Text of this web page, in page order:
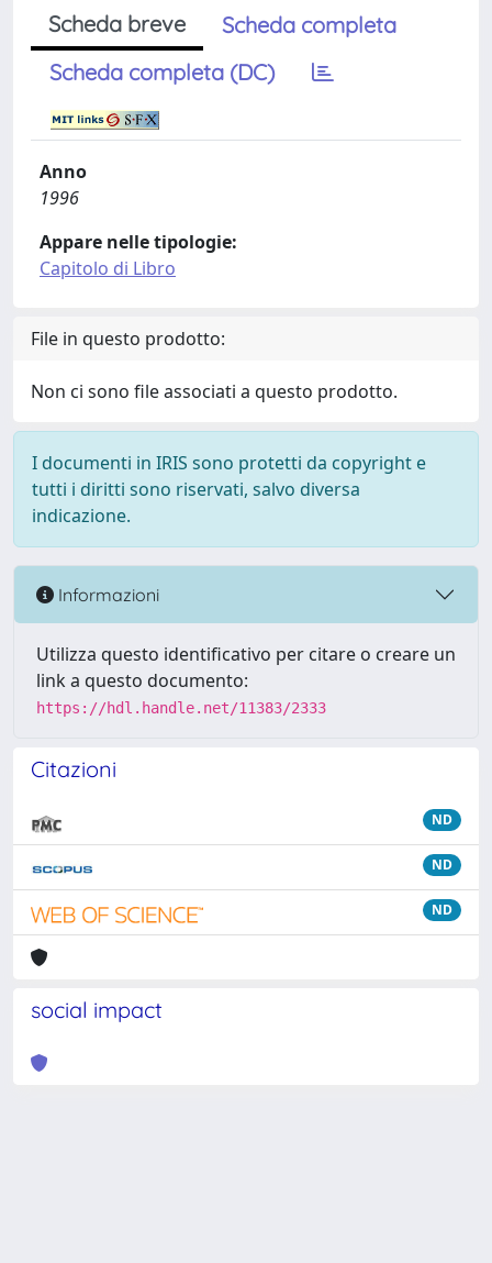
Scheda breve
Scheda completa
Scheda completa (DC)
Anno
1996
Appare nelle tipologie:
Capitolo di Libro
File in questo prodotto:
Non ci sono file associati a questo prodotto.
I documenti in IRIS sono protetti da copyright e
tutti i diritti sono riservati, salvo diversa
indicazione.
Informazioni
Utilizza questo identificativo per citare o creare un
link a questo documento:
https://hdl.handle.net/11383/2333
Citazioni
ND
ND
ND
social impact